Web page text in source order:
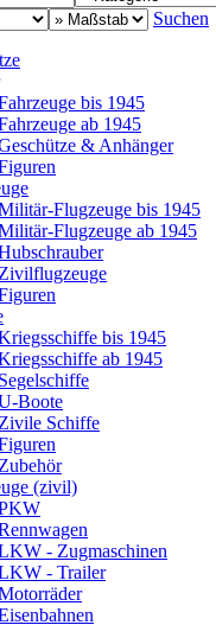
Suchen
bis 1945
ab 1945
& Anhänger
Flugzeuge bis 1945
Flugzeuge ab 1945
Zivilflugzeuge
bis 1945
ab 1945
Segelschiffe
Boote
Zivile Schiffe
Zubehör
(zivil)
- Zugmaschinen
- Trailer